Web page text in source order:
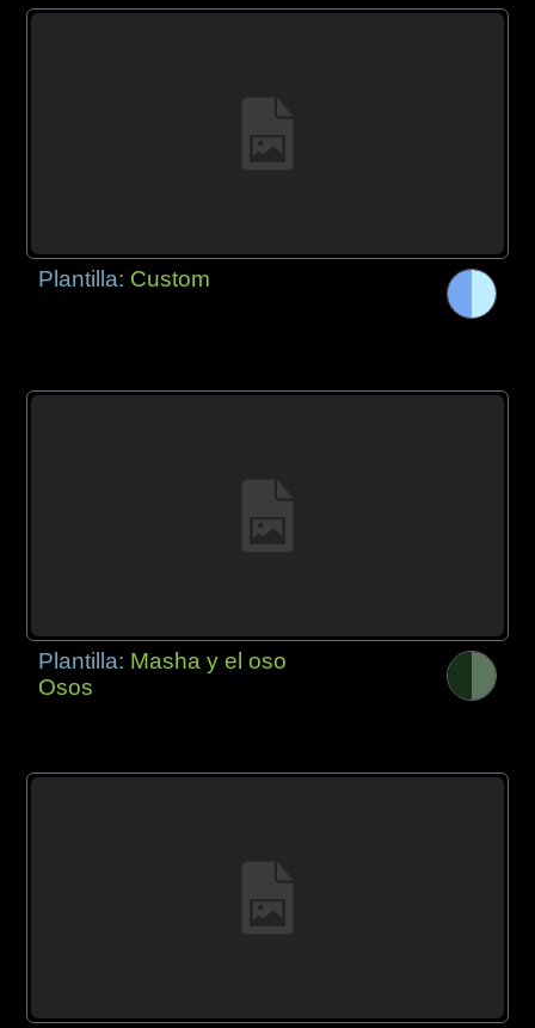
Plantilla: Custom
Plantilla: Masha y el oso
Osos